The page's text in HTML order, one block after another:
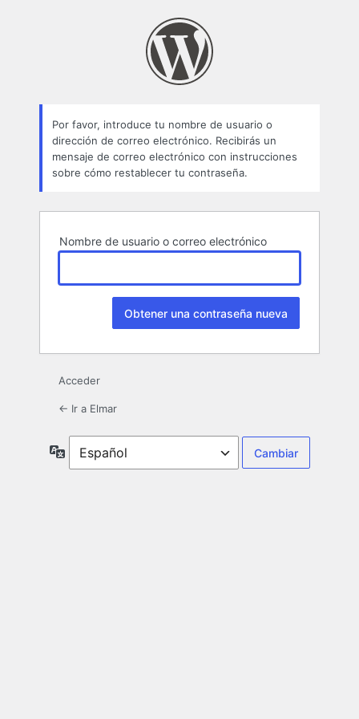
Por favor, introduce tu nombre de usuario o
dirección de correo electrónico. Recibirás un
mensaje de correo electrónico con instrucciones
sobre cómo restablecer tu contraseña.
Nombre de usuario o correo electrónico
Acceder
← Ir a Elmar
Idioma